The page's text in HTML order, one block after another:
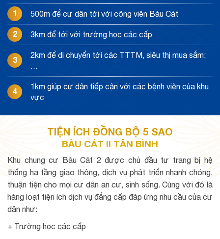
1 500m để cư dân tới với công viên Bàu Cát
2 3km để tới với trường học các cấp
3
2km để di chuyển tới các TTTM, siêu thị mua sắm;
…
4
1km giúp cư dân tiếp cận với các bệnh viện của khu
vực
TIỆN ÍCH ĐỒNG BỘ 5 SAO
BÀU CÁT II TÂN BÌNH
Khu chung cư Bàu Cát 2 được chủ đầu tư trang bị hệ
thống hạ tầng giao thông, dịch vụ phát triển nhanh chóng,
thuận tiện cho mọi cư dân an cư, sinh sống. Cùng với đó là
hàng loạt tiện ích dịch vụ đẳng cấp đáp ứng nhu cầu của cư
dân như:
+ Trường học các cấp